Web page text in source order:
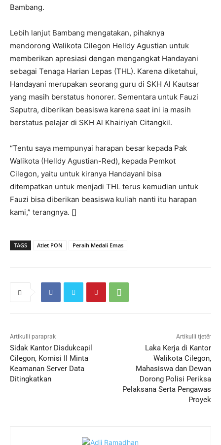
Bambang.
Lebih lanjut Bambang mengatakan, pihaknya
mendorong Walikota Cilegon Helldy Agustian untuk
memberikan apresiasi dengan mengangkat Handayani
sebagai Tenaga Harian Lepas (THL). Karena diketahui,
Handayani merupakan seorang guru di SKH Al Kautsar
yang masih berstatus honorer. Sementara untuk Fauzi
Saputra, diberikan beasiswa karena saat ini ia masih
berstatus pelajar di SKH Al Khairiyah Citangkil.
“Tentu saya mempunyai harapan besar kepada Pak
Walikota (Helldy Agustian-Red), kepada Pemkot
Cilegon, yaitu untuk kiranya Handayani bisa
ditempatkan untuk menjadi THL terus kemudian untuk
Fauzi bisa diberikan beasiswa kuliah nanti itu harapan
kami,” terangnya. []
TAGS Atlet PON Peraih Medali Emas
Artikulli paraprak
Sidak Kantor Disdukcapil
Cilegon, Komisi II Minta
Keamanan Server Data
Ditingkatkan
Artikulli tjetër
Laka Kerja di Kantor
Walikota Cilegon,
Mahasiswa dan Dewan
Dorong Polisi Periksa
Pelaksana Serta Pengawas
Proyek